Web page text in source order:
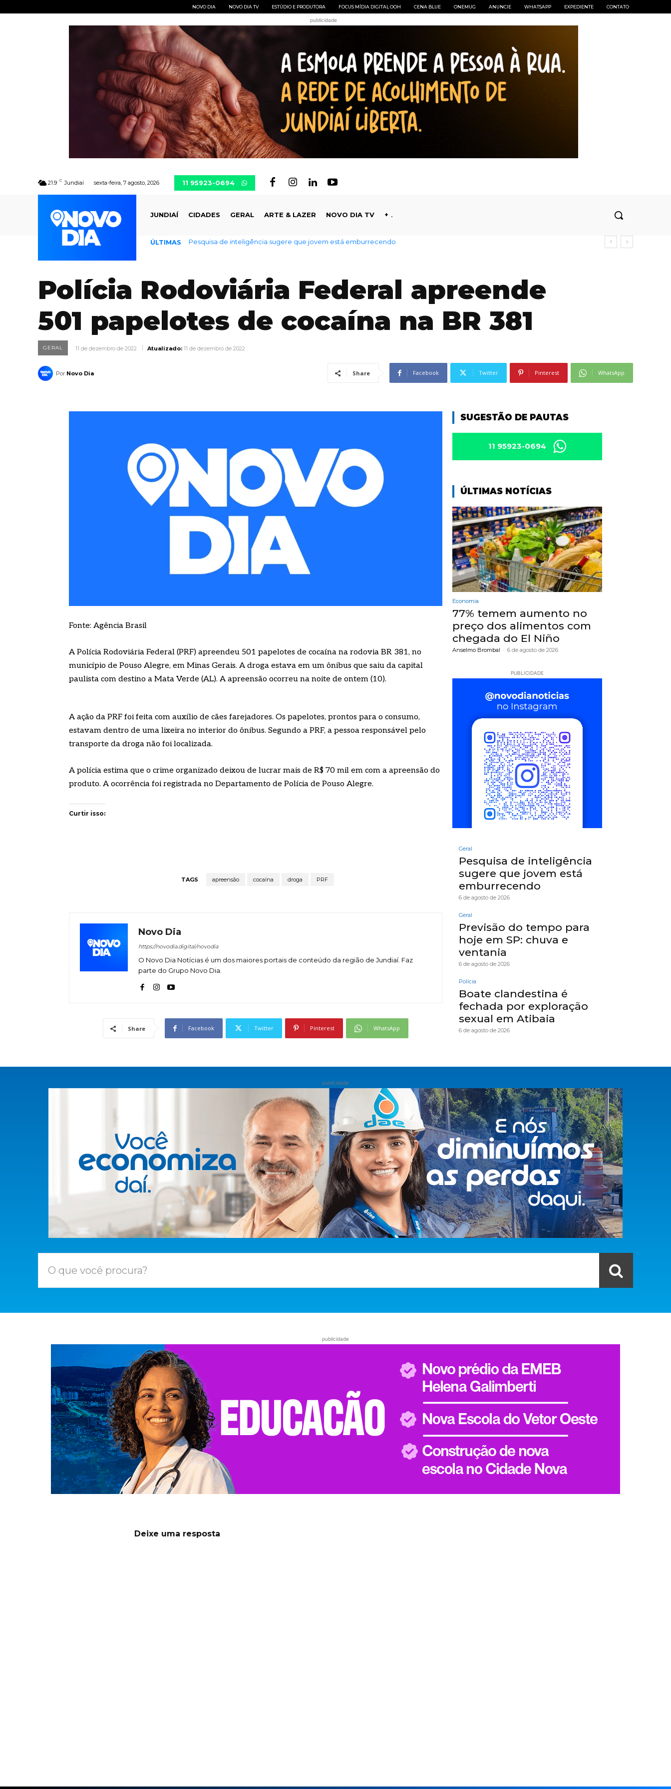
NOVO DIA NOVO DIA TV ESTÚDIO E PRODUTORA FOCUS MÍDIA DIGITAL OOH CENA BLUE ONEMUG ANUNCIE WHATSAPP EXPEDIENTE CONTATO
publicidade
21.9 C Jundiaí sexta-feira, 7 agosto, 2026 11 95923-0694
JUNDIAÍ CIDADES GERAL ARTE & LAZER NOVO DIA TV +
ÚLTIMASPesquisa de inteligência sugere que jovem está emburrecendo
Previsão do tempo para hoje em SP: chuva e ventania
Polícia Rodoviária Federal apreende
501 papelotes de cocaína na BR 381
GERAL 11 de dezembro de 2022 Atualizado: 11 de dezembro de 2022
Por Novo Dia Share Facebook Twitter Pinterest WhatsApp
Fonte: Agência Brasil
A Polícia Rodoviária Federal (PRF) apreendeu 501 papelotes de cocaína na rodovia BR 381, no
município de Pouso Alegre, em Minas Gerais. A droga estava em um ônibus que saiu da capital
paulista com destino a Mata Verde (AL). A apreensão ocorreu na noite de ontem (10).
A ação da PRF foi feita com auxílio de cães farejadores. Os papelotes, prontos para o consumo,
estavam dentro de uma lixeira no interior do ônibus. Segundo a PRF, a pessoa responsável pelo
transporte da droga não foi localizada.
A polícia estima que o crime organizado deixou de lucrar mais de R$ 70 mil em com a apreensão do
produto. A ocorrência foi registrada no Departamento de Polícia de Pouso Alegre.
Curtir isso:
TAGS apreensão cocaína droga PRF
Novo Dia
https://novodia.digital/novodia
O Novo Dia Notícias é um dos maiores portais de conteúdo da região de Jundiaí. Faz
parte do Grupo Novo Dia.
Share Facebook Twitter Pinterest WhatsApp
SUGESTÃO DE PAUTAS
11 95923-0694
ÚLTIMAS NOTÍCIAS
Economia
77% temem aumento no
preço dos alimentos com
chegada do El Niño
Anselmo Brombal - 6 de agosto de 2026
PUBLICIDADE
Geral
Pesquisa de inteligência
sugere que jovem está
emburrecendo
6 de agosto de 2026
Geral
Previsão do tempo para
hoje em SP: chuva e
ventania
6 de agosto de 2026
Polícia
Boate clandestina é
fechada por exploração
sexual em Atibaia
6 de agosto de 2026
publicidade
O que você procura?
publicidade
Deixe uma resposta